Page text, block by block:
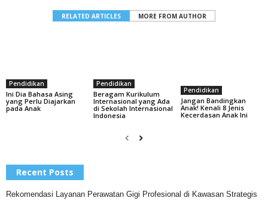
RELATED ARTICLES MORE FROM AUTHOR
Pendidikan
Ini Dia Bahasa Asing
yang Perlu Diajarkan
pada Anak
Pendidikan
Beragam Kurikulum
Internasional yang Ada
di Sekolah Internasional
Indonesia
Pendidikan
Jangan Bandingkan
Anak! Kenali 8 Jenis
Kecerdasan Anak Ini
Recent Posts
Rekomendasi Layanan Perawatan Gigi Profesional di Kawasan Strategis